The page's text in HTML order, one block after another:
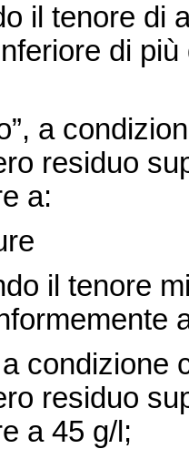
il tenore di
di
a
residuo
a:
il tenore
condizione
residuo
a 45 g/l;